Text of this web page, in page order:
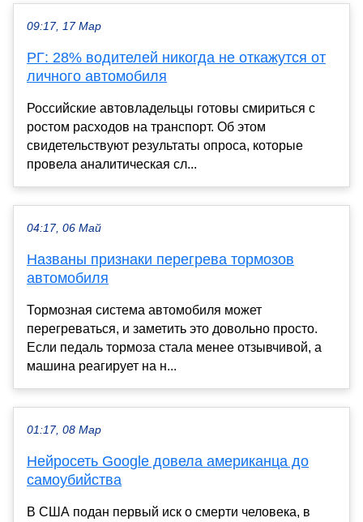
09:17, 17 Мар
РГ: 28% водителей никогда не откажутся от
личного автомобиля
Российские автовладельцы готовы смириться с
ростом расходов на транспорт. Об этом
свидетельствуют результаты опроса, которые
провела аналитическая сл...
04:17, 06 Май
Названы признаки перегрева тормозов
автомобиля
Тормозная система автомобиля может
перегреваться, и заметить это довольно просто.
Если педаль тормоза стала менее отзывчивой, а
машина реагирует на н...
01:17, 08 Мар
Нейросеть Google довела американца до
самоубийства
В США подан первый иск о смерти человека, в